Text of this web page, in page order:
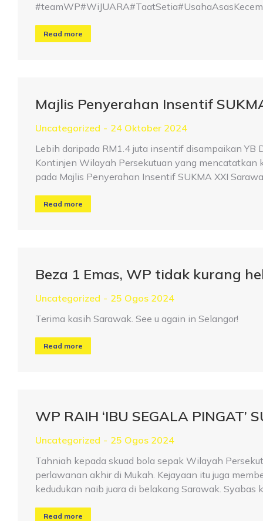
Read more
Majlis Penyerahan Insentif
Uncategorized
24 Oktober 2024
Lebih daripada RM1.4 juta insentif disampaikan
Kontinjen Wilayah Persekutuan yang mencatatkan
pada Majlis Penyerahan Insentif SUKMA XXI
Read more
Beza 1 Emas, WP tidak kurang
Uncategorized
25 Ogos 2024
Terima kasih Sarawak. See u again in Selangor!
Read more
WP RAIH ‘IBU SEGALA PINGAT’
Uncategorized
25 Ogos 2024
Tahniah kepada skuad bola sepak Wilayah
perlawanan akhir di Mukah. Kejayaan itu juga
kedudukan naib juara di belakang Sarawak. Syabas
Read more